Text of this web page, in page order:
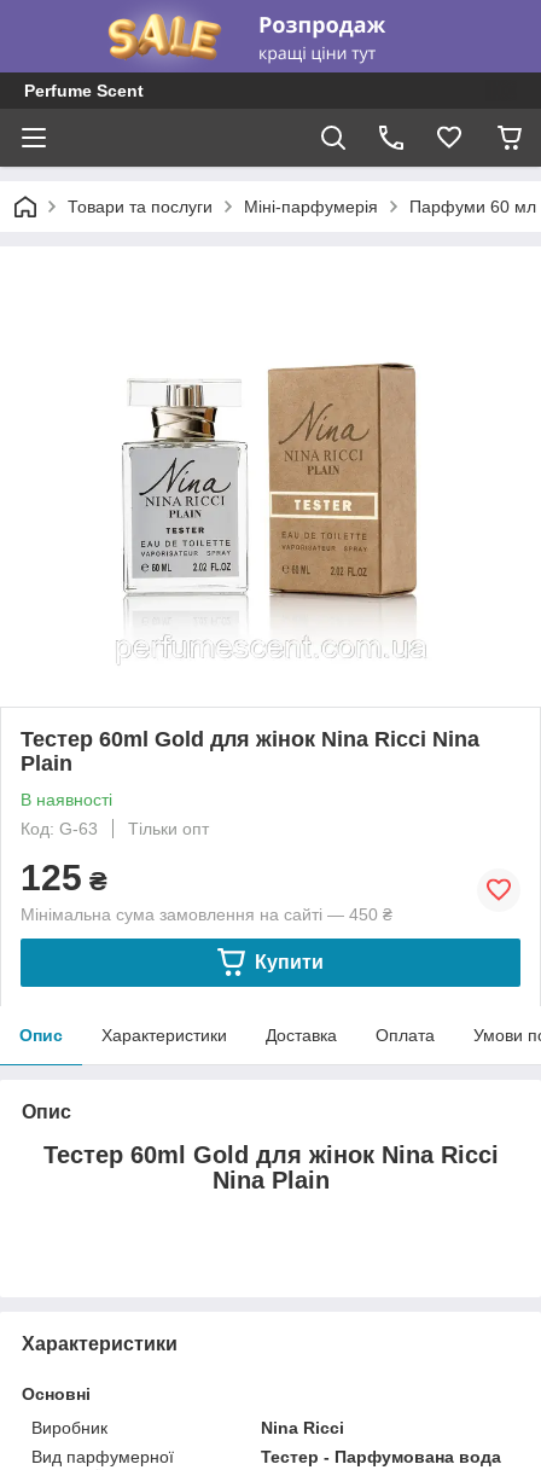
Perfume Scent
Товари та послуги Міні-парфумерія Парфуми 60 мл
Тестер 60ml Gold для жінок Nina Ricci Nina
Plain
В наявності
Код: G-63
Тільки опт
125 ₴
Мінімальна сума замовлення на сайті — 450 ₴
Купити
Опис Характеристики Доставка Оплата Умови
Опис
Тестер 60ml Gold для жінок Nina Ricci
Nina Plain
Характеристики
Основні
Виробник
Nina Ricci
Вид парфумерної
Тестер - Парфумована вода